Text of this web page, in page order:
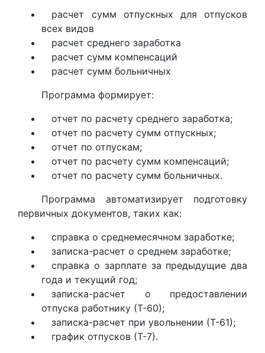
расчет сумм отпускных для отпусков
всех видов
расчет среднего заработка
расчет сумм компенсаций
расчет сумм больничных
Программа формирует:
отчет по расчету среднего заработка;
отчет по расчету сумм отпускных;
отчет по отпускам;
отчет по расчету сумм компенсаций;
отчет по расчету сумм больничных.
Программа автоматизирует подготовку
первичных документов, таких как:
справка о среднемесячном заработке;
записка-расчет о среднем заработке;
справка о зарплате за предыдущие два
года и текущий год;
записка-расчет о предоставлении
отпуска работнику (Т-60);
записка-расчет при увольнении (Т-61);
график отпусков (Т-7).